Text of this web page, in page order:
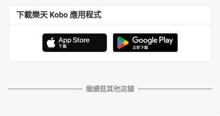
下載樂天 Kobo 應用程式
繼續逛其他店舖